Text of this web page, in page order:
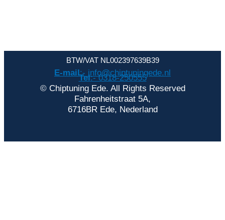
BTW/VAT NL002397639B39
E-mail:- info@chiptuningede.nl
Tel:- 0318-250555
© Chiptuning Ede. All Rights Reserved
Fahrenheitstraat 5A,
6716BR Ede, Nederland